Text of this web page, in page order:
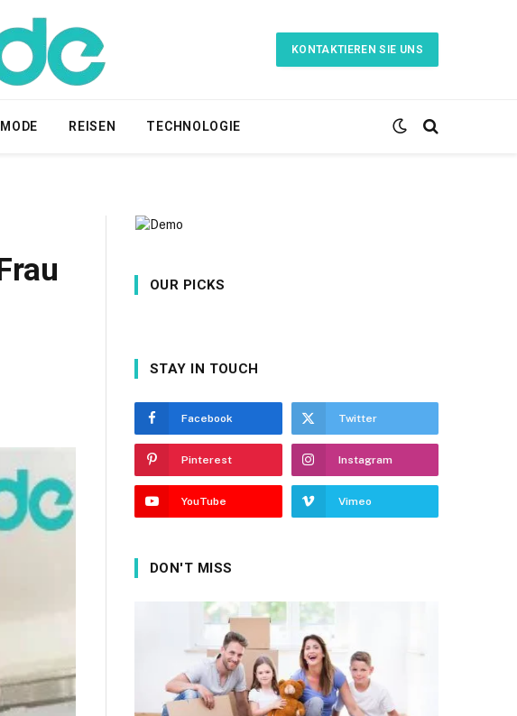
KONTAKTIEREN SIE UNS
MODE REISEN TECHNOLOGIE
OUR PICKS
STAY IN TOUCH
Facebook Twitter
Pinterest Instagram
YouTube Vimeo
DON'T MISS